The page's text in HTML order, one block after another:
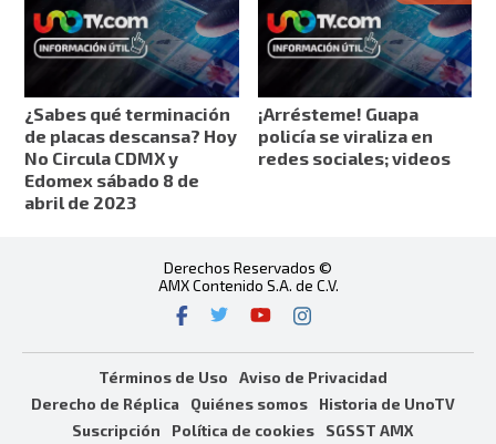
¿Sabes qué terminación
de placas descansa? Hoy
No Circula CDMX y
Edomex sábado 8 de
abril de 2023
¡Arrésteme! Guapa
policía se viraliza en
redes sociales; videos
Derechos Reservados ©
AMX Contenido S.A. de C.V.
Términos de Uso
Aviso de Privacidad
Derecho de Réplica
Quiénes somos
Historia de UnoTV
Suscripción
Política de cookies SGSST AMX